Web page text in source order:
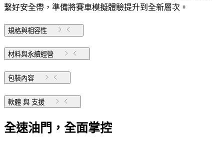
繫好安全帶，準備將賽車模擬體驗提升到全新層次。
規格與相容性
材料與永續經營
包裝內容
軟體 與 支援
全速油門，全面掌控